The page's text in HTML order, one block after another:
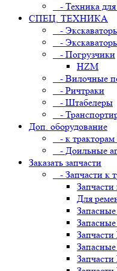
- Техника
СПЕЦ. ТЕХНИКА
-
-
- Погрузчики
HZM
- Вилочные
- Ричтраки
- Штабелеры
-
Доп. оборудование
- к
- Доильные
Заказать запчасти
- Запчасти к
Для